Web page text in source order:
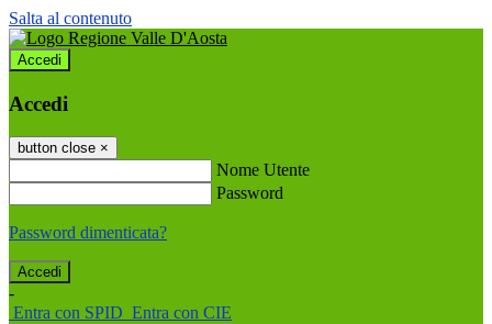
Salta al contenuto
Accedi
Accedi
button close ×
Nome Utente
Password
Password dimenticata?
-
Entra con SPID Entra con CIE